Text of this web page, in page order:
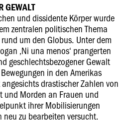
GEWALT
und dissidente Körper wurde
zentralen politischen Thema
um den Globus. Unter dem
‚Ni una menos‘ prangerten
geschlechtsbezogener Gewalt
in den Amerikas
drastischer Zahlen von
und Morden an Frauen und
ihrer Mobilisierungen
zu bearbeiten versucht.